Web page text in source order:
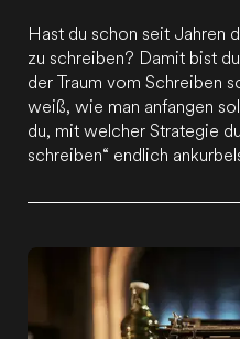
Hast du schon seit Jahren
zu schreiben? Damit bist
der Traum vom Schreiben
weiß, wie man anfangen
du, mit welcher Strategie
schreiben“ endlich